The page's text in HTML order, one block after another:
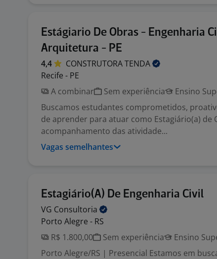
Estágiario De Obras - Engenharia
Arquitetura - PE
4,4 CONSTRUTORATENDA
Recife - PE
A combinar
Sem experiência Ensino
Buscamos estudantes comprometidos,
de aprender para atuar como Estagiário(a) de
acompanhamento das atividade...
Vagas semelhantes
Estagiário(A) De Engenharia Civil
VG Consultoria
Porto Alegre - RS
R$ 1.800,00
Sem experiência Ensino
Porto Alegre/RS | Presencial Estamos em